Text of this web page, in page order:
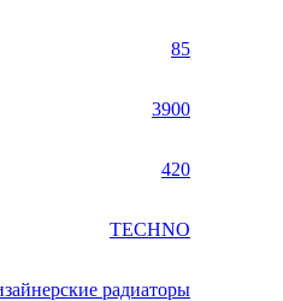
85
3900
420
TECHNO
радиаторы